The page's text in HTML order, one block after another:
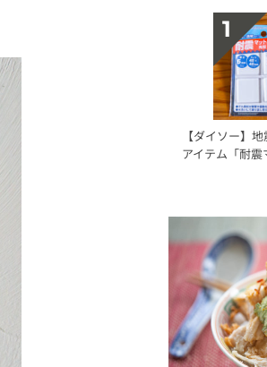
【ダイソー】
アイテム「耐